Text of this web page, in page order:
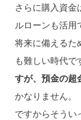
さらに購入資金
ルローンも活用
将来に備えるた
も難しい時代で
すが、預金の超
かなりません。
ですからそうい